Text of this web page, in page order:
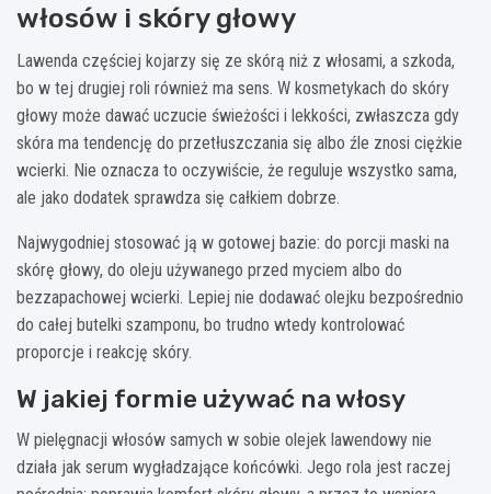
włosów i skóry głowy
Lawenda częściej kojarzy się ze skórą niż z włosami, a szkoda,
bo w tej drugiej roli również ma sens. W kosmetykach do skóry
głowy może dawać uczucie świeżości i lekkości, zwłaszcza gdy
skóra ma tendencję do przetłuszczania się albo źle znosi ciężkie
wcierki. Nie oznacza to oczywiście, że reguluje wszystko sama,
ale jako dodatek sprawdza się całkiem dobrze.
Najwygodniej stosować ją w gotowej bazie: do porcji maski na
skórę głowy, do oleju używanego przed myciem albo do
bezzapachowej wcierki. Lepiej nie dodawać olejku bezpośrednio
do całej butelki szamponu, bo trudno wtedy kontrolować
proporcje i reakcję skóry.
W jakiej formie używać na włosy
W pielęgnacji włosów samych w sobie olejek lawendowy nie
działa jak serum wygładzające końcówki. Jego rola jest raczej